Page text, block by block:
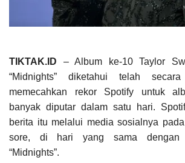
TIKTAK.ID – Album ke-10 Taylor
“Midnights” diketahui telah
memecahkan rekor Spotify untuk
banyak diputar dalam satu hari.
berita itu melalui media sosialnya
sore, di hari yang sama dengan
“Midnights”.